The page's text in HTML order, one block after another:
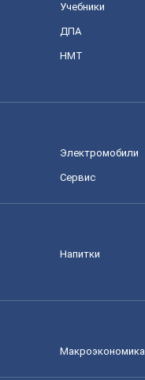
Учебники
ДПА
НМТ
Электромобили
Сервис
Напитки
Mакроэкономика